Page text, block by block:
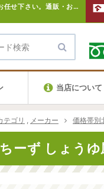
【北海道ながぬまチーズ 北のおいちーず しょうゆ風味 1袋 30g】北海道のお土産なら新千歳空港のスカイショップにお任せ下さい。通販・お取寄せでお土産の買い忘れにも便利です。
当店について
テゴリ メーカー 価格帯別
ーず しょう